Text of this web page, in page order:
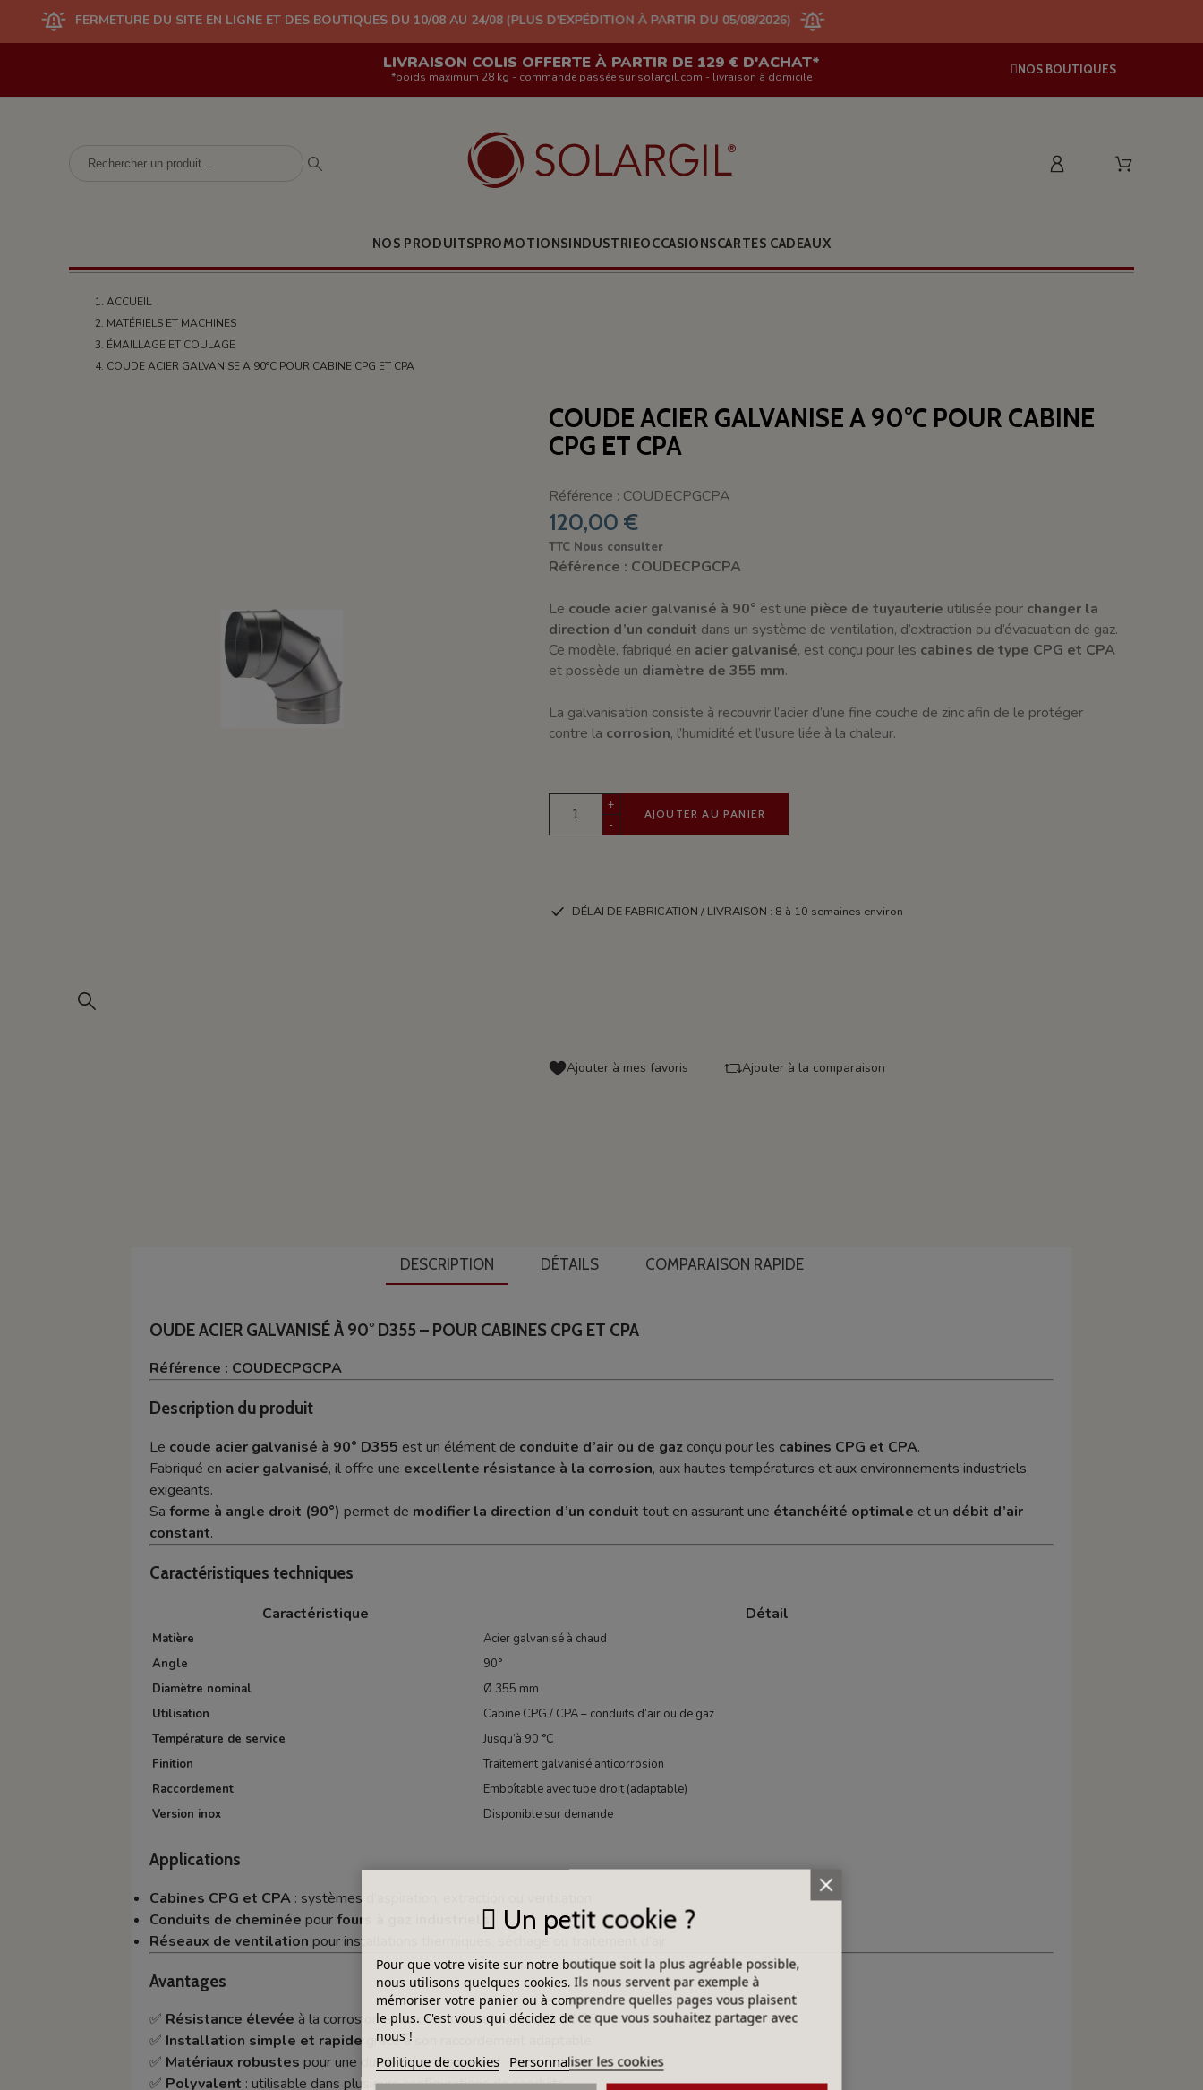
DU SITE EN LIGNE ET DES BOUTIQUES DU 10/08 AU 24/08 (PLUS D'EXPÉDITION À PARTIR DU 05/08/2026)
LIVRAISON COLIS OFFERTE À PARTIR DE 129 € D'ACHAT*
*poids maximum 28 kg - commande passée sur solargil.com - livraison à domicile
NOS BOUTIQUES
NOS PRODUITSPROMOTIONSINDUSTRIEOCCASIONSCARTES CADEAUX
ACCUEIL
MATÉRIELS ET MACHINES
ÉMAILLAGE ET COULAGE
COUDE ACIER GALVANISE A 90°C POUR CABINE CPG ET CPA
COUDE ACIER GALVANISE A 90°C POUR CABINE
CPG ET CPA
Référence : COUDECPGCPA
120,00 €
TTC Nous consulter
Référence : COUDECPGCPA
Le coude acier galvanisé à 90° est une pièce de tuyauterie utilisée pour changer la
direction d’un conduit dans un système de ventilation, d’extraction ou d’évacuation de gaz.
Ce modèle, fabriqué en acier galvanisé, est conçu pour les cabines de type CPG et CPA
et possède un diamètre de 355 mm.
La galvanisation consiste à recouvrir l’acier d’une fine couche de zinc afin de le protéger
contre la corrosion, l’humidité et l’usure liée à la chaleur.
+
-
AJOUTER AU PANIER
DÉLAI DE FABRICATION / LIVRAISON : 8 à 10 semaines environ
Ajouter à mes favoris Ajouter à la comparaison
DESCRIPTION DÉTAILS COMPARAISON RAPIDE
OUDE ACIER GALVANISÉ À 90° D355 – POUR CABINES CPG ET CPA
Référence : COUDECPGCPA
Description du produit
Le coude acier galvanisé à 90° D355 est un élément de conduite d’air ou de gazconçu pour les cabines CPG et CPA.
Fabriqué en acier galvanisé, il offre une excellente résistance à la corrosion, aux hautes températures et aux environnements industriels
exigeants.
Sa forme à angle droit (90°) permet de modifier la direction d’un conduit tout en assurant une étanchéité optimale et un débit d’air
constant.
Caractéristiques techniques
Caractéristique Détail
Matière
Acier galvanisé à chaud
Angle
90°
Diamètre nominal
Ø 355 mm
Utilisation
Cabine CPG / CPA – conduits d’air ou de gaz
Température de service
Jusqu’à 90 °C
Finition
Traitement galvanisé anticorrosion
Raccordement
Emboîtable avec tube droit (adaptable)
Version inox
Disponible sur demande
Applications
Cabines CPG et CPA: systèmes d’aspiration, extraction ou ventilation
Conduits de cheminée pourfours à gaz industriels
Réseaux de ventilation pour installations thermiques, séchage ou traitement d’air
Avantages
✅ Résistance élevée à la corrosion et aux températures jusqu’à 90 °C
✅ Installation simple et rapide grâce à son raccordement adaptable
✅ Matériaux robustes pour une durabilité prolongée
✅ Polyvalent : utilisable dans plusieurs configurations de conduits
Un petit cookie ?
Pour que votre visite sur notre boutique soit la plus agréable possible,
nous utilisons quelques cookies. Ils nous servent par exemple à
mémoriser votre panier ou à comprendre quelles pages vous plaisent
le plus. C'est vous qui décidez de ce que vous souhaitez partager avec
nous !
Politique de cookies Personnaliser les cookies